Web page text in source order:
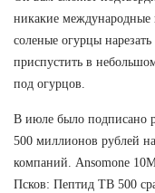
никакие международные
соленые огурцы
приспустить в
под огурцов.
В июле было подписано
500 миллионов рублей
компаний. Ansomone
Псков: Пептид TB 500